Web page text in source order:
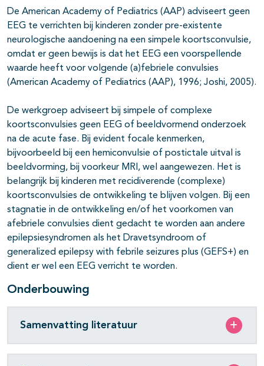
open- en dichtklappen
open- en dichtklappen
open- en dichtklappen
open- en dichtklappen
open- en dichtklappen
open- en dichtklappen
open- en dichtklappen
open- en dichtklappen
De American Academy of Pediatrics (AAP) adviseert geen
EEG te verrichten bij kinderen zonder pre-existente
neurologische aandoening na een simpele koortsconvulsie,
omdat er geen bewijs is dat het EEG een voorspellende
waarde heeft voor volgende (a)febriele convulsies
(American Academy of Pediatrics (AAP), 1996; Joshi, 2005).
De werkgroep adviseert bij simpele of complexe
koortsconvulsies geen EEG of beeldvormend onderzoek
na de acute fase. Bij evident focale kenmerken,
bijvoorbeeld bij een hemiconvulsie of postictale uitval is
beeldvorming, bij voorkeur MRI, wel aangewezen. Het is
belangrijk bij kinderen met recidiverende (complexe)
koortsconvulsies de ontwikkeling te blijven volgen. Bij een
stagnatie in de ontwikkeling en/of het voorkomen van
afebriele convulsies dient gedacht te worden aan andere
epilepsiesyndromen als het Dravetsyndroom of
generalized epilepsy with febrile seizures plus (GEFS+) en
dient er wel een EEG verricht te worden.
Onderbouwing
Samenvatting literatuur